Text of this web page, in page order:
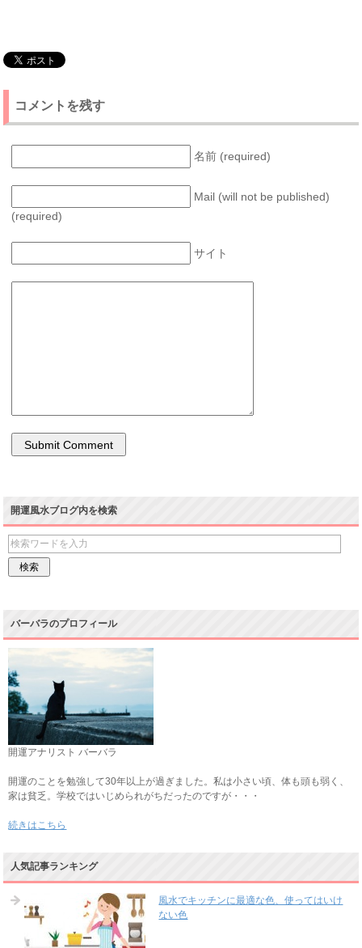
コメントを残す
名前 (required)
Mail (will not be published)
(required)
サイト
開運風水ブログ内を検索
バーバラのプロフィール
開運アナリスト バーバラ
開運のことを勉強して30年以上が過ぎました。私は小さい頃、体も頭も弱く、
家は貧乏。学校ではいじめられがちだったのですが・・・
続きはこちら
人気記事ランキング
風水でキッチンに最適な色、使ってはいけ
ない色